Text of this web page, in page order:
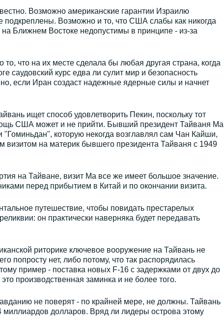
Возможно американские гарантии Израилю
подкреплены. Возможно и то, что США слабы как никогда
Ближнем Востоке недопустимы в принципе - из-за
что на их месте сделала бы любая другая страна, когда
саудовский курс едва ли сулит мир и безопасность
если Иран создаст надежные ядерные силы и начнет
ищет способ удовлетворить Пекин, поскольку тот
США может и не прийти. Бывший президент Тайваня Ма
"Гоминьдан", которую некогда возглавлял сам Чан Кайши,
визитом на материк бывшего президента Тайваня с 1949
на Тайване, визит Ма все же имеет большое значение.
перед прибытием в Китай и по окончании визита.
путешествие, чтобы повидать престарелых
он практически наверняка будет передавать
риторике ключевое вооружение на Тайвань не
попросту нет, либо потому, что так распорядилась
пример - поставка новых F-16 с задержками от двух до
производственная заминка и не более того.
не поверят - по крайней мере, не должны. Тайвань
долларов. Вряд ли лидеры острова этому